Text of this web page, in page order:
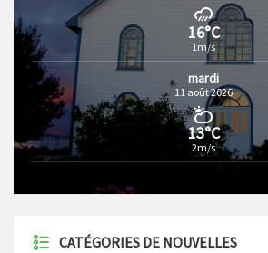
16°C
1m/s
mardi
11 août 2026
13°C
2m/s
CATÉGORIES DE NOUVELLES